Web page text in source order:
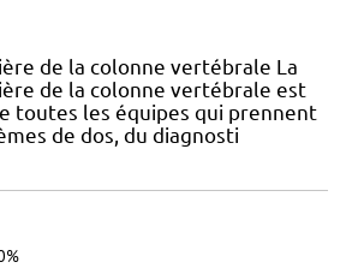
de la colonne vertébrale La
de la colonne vertébrale est
toutes les équipes qui prennent
de dos, du diagnosti